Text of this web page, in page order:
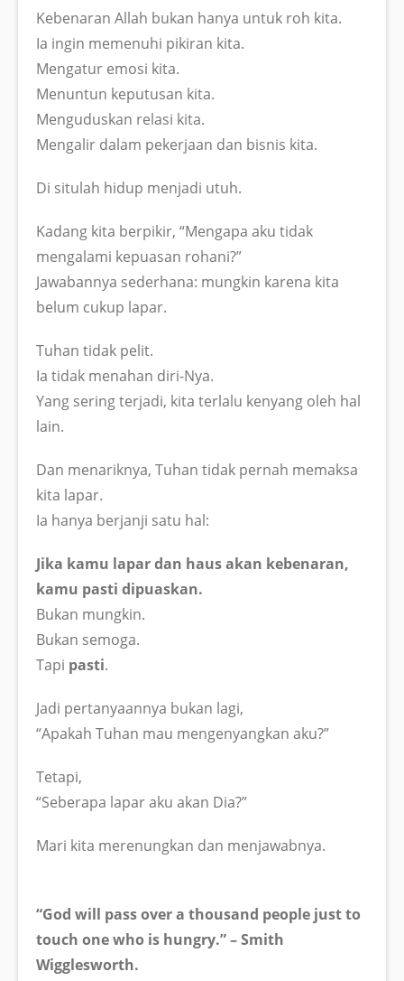
Kebenaran Allah bukan hanya untuk roh kita.
Ia ingin memenuhi pikiran kita.
Mengatur emosi kita.
Menuntun keputusan kita.
Menguduskan relasi kita.
Mengalir dalam pekerjaan dan bisnis kita.
Di situlah hidup menjadi utuh.
Kadang kita berpikir, “Mengapa aku tidak
mengalami kepuasan rohani?”
Jawabannya sederhana: mungkin karena kita
belum cukup lapar.
Tuhan tidak pelit.
Ia tidak menahan diri-Nya.
Yang sering terjadi, kita terlalu kenyang oleh hal
lain.
Dan menariknya, Tuhan tidak pernah memaksa
kita lapar.
Ia hanya berjanji satu hal:
Jika kamu lapar dan haus akan kebenaran,
kamu pasti dipuaskan.
Bukan mungkin.
Bukan semoga.
Tapi pasti.
Jadi pertanyaannya bukan lagi,
“Apakah Tuhan mau mengenyangkan aku?”
Tetapi,
“Seberapa lapar aku akan Dia?”
Mari kita merenungkan dan menjawabnya.
“God will pass over a thousand people just to
touch one who is hungry.” – Smith
Wigglesworth.